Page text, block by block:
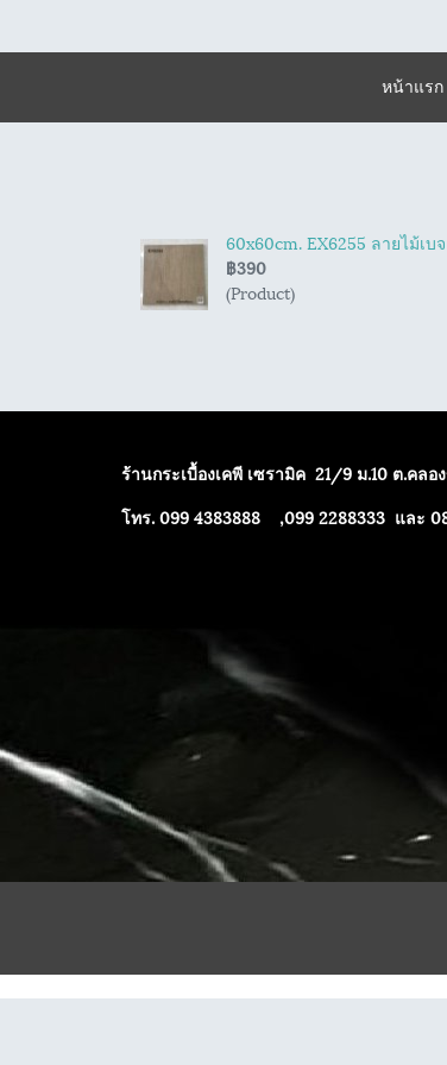
หน้าแรก
60x60cm. EX6255 ลายไม้เบจ
฿390
(Product)
ร้านกระเบื้องเคพี เซรามิค 21/9 ม.10 ต.คลอ
โทร. 099 4383888 ,099 2288333 และ